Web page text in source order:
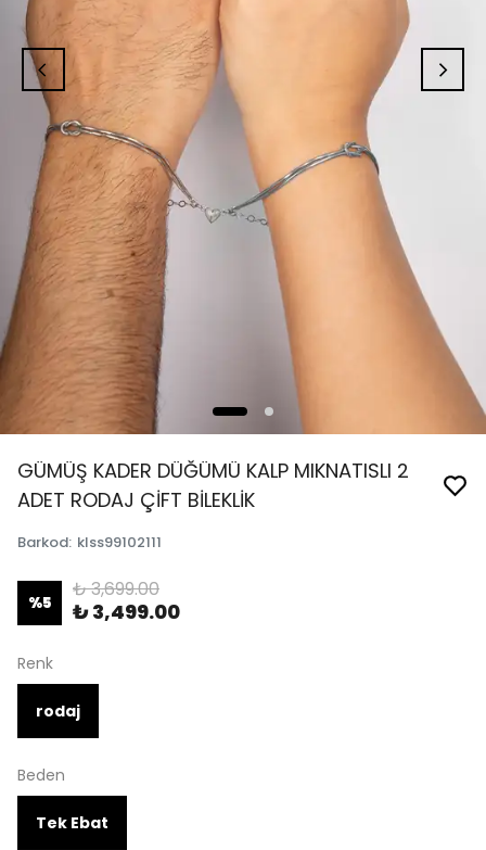
GÜMÜŞ KADER DÜĞÜMÜ KALP MIKNATISLI 2
ADET RODAJ ÇİFT BİLEKLİK
Barkod: klss99102111
%5
₺ 3,699.00
₺ 3,499.00
Renk
rodaj
Beden
Tek Ebat